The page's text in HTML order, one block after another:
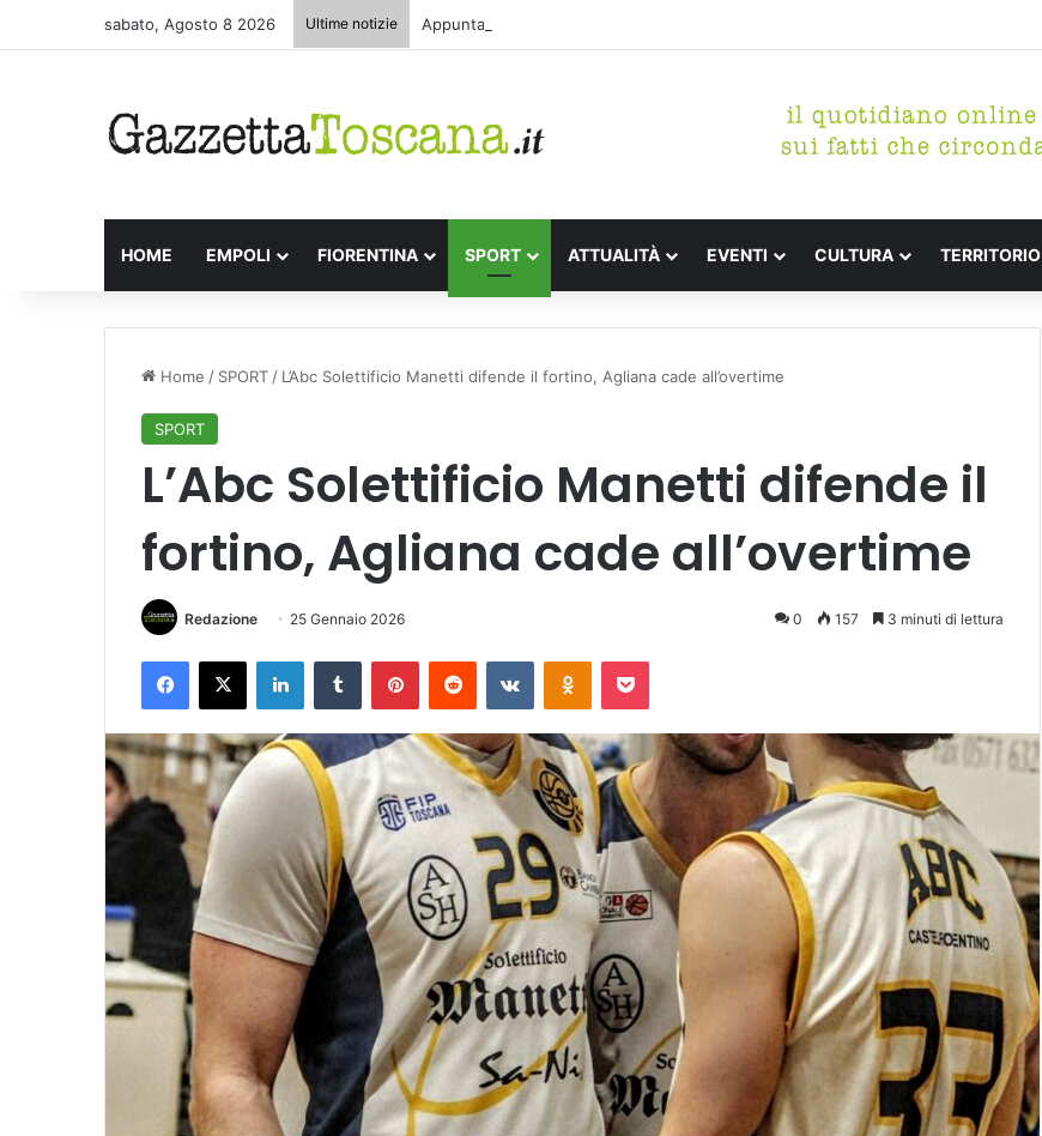
sabato, Agosto 8 2026 Ultime notizie Appuntamenti letterari Festa de l’Unità Certaldo
HOME EMPOLI FIORENTINA SPORT ATTUALITÀ EVENTI CULTURA TERRITORIO
Home / SPORT / L’Abc Solettificio Manetti difende il fortino, Agliana cade all’overtime
SPORT
L’Abc Solettificio Manetti difende il
fortino, Agliana cade all’overtime
Redazione 25 Gennaio 2026 0 157 3 minuti di lettura